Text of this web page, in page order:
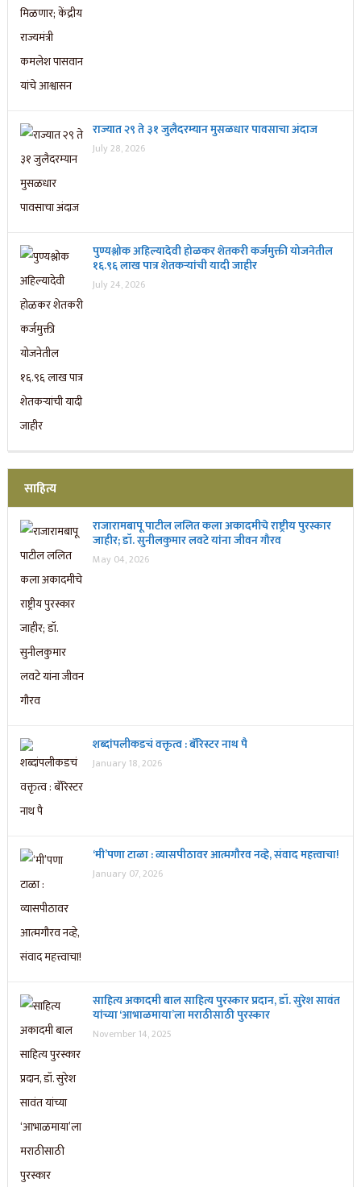
राज्यात २९ ते ३१ जुलैदरम्यान मुसळधार पावसाचा अंदाज
July 28, 2026
पुण्यश्लोक अहिल्यादेवी होळकर शेतकरी कर्जमुक्ती योजनेतील
१६.९६ लाख पात्र शेतकऱ्यांची यादी जाहीर
July 24, 2026
साहित्य
राजारामबापू पाटील ललित कला अकादमीचे राष्ट्रीय पुरस्कार
जाहीर; डॉ. सुनीलकुमार लवटे यांना जीवन गौरव
May 04, 2026
शब्दांपलीकडचं वक्तृत्व : बॅरिस्टर नाथ पै
January 18, 2026
‘मी’पणा टाळा : व्यासपीठावर आत्मगौरव नव्हे, संवाद महत्त्वाचा!
January 07, 2026
साहित्य अकादमी बाल साहित्य पुरस्कार प्रदान, डॉ. सुरेश सावंत
यांच्या ‘आभाळमाया’ला मराठीसाठी पुरस्कार
November 14, 2025